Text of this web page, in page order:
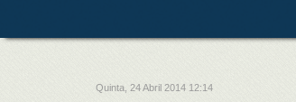
Quinta, 24 Abril 2014 12:14